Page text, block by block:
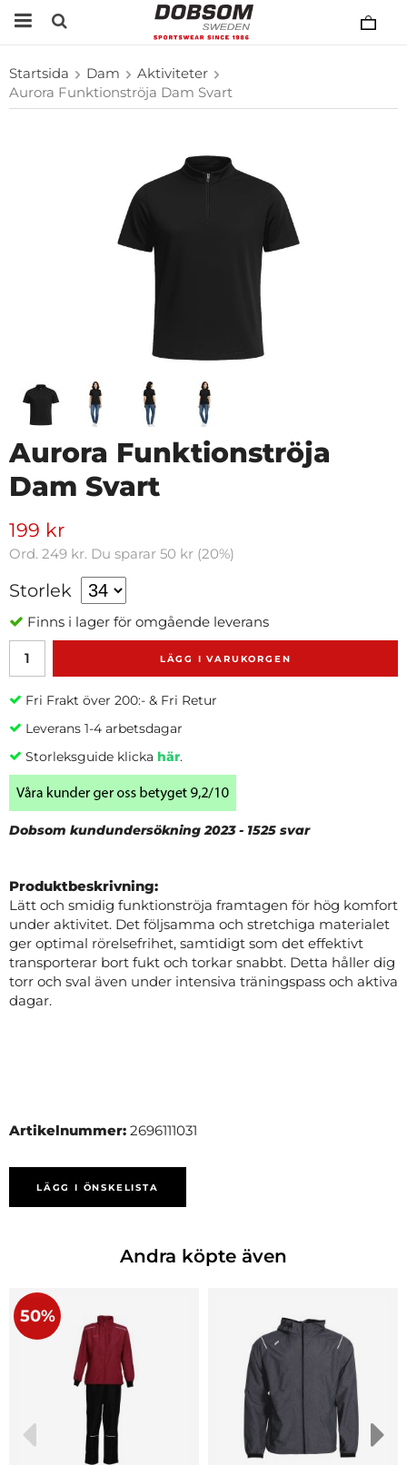
Startsida Dam
Aktiviteter
Aurora Funktionströja Dam Svart
Aurora Funktionströja
Dam Svart
199 kr
Ord. 249 kr. Du sparar 50 kr (20%)
Storlek
Finns i lager för omgående leverans
LÄGG I VARUKORGEN
Fri Frakt över 200:- & Fri Retur
Leverans 1-4 arbetsdagar
Storleksguide klicka här.
Dobsom kundundersökning 2023 - 1525 svar
Produktbeskrivning:
Lätt och smidig funktionströja framtagen för hög komfort
under aktivitet. Det följsamma och stretchiga materialet
ger optimal rörelsefrihet, samtidigt som det effektivt
transporterar bort fukt och torkar snabbt. Detta håller dig
torr och sval även under intensiva träningspass och aktiva
dagar.
Artikelnummer: 2696111031
LÄGG I ÖNSKELISTA
Andra köpte även
50%